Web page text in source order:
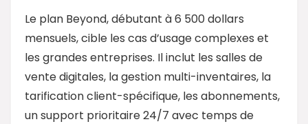
Le plan Beyond, débutant à 6 500 dollars
mensuels, cible les cas d’usage complexes et
les grandes entreprises. Il inclut les salles de
vente digitales, la gestion multi-inventaires, la
tarification client-spécifique, les abonnements,
un support prioritaire 24/7 avec temps de